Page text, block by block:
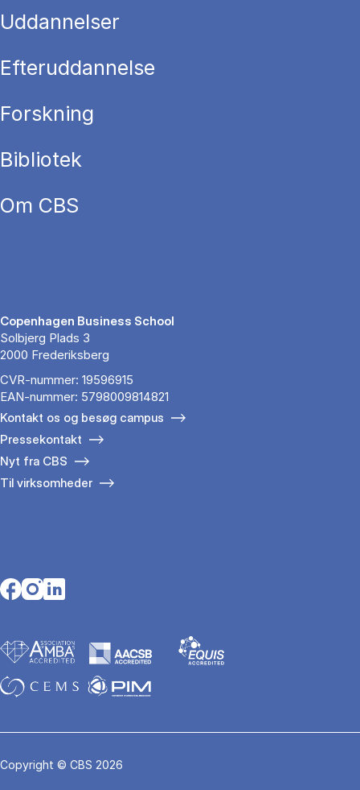
Uddannelser
Efteruddannelse
Forskning
Bibliotek
Om CBS
Copenhagen Business School
Solbjerg Plads 3
2000 Frederiksberg
CVR-nummer: 19596915
EAN-nummer: 5798009814821
Kontakt os og besøg campus
Pressekontakt
Nyt fra CBS
Til virksomheder
Opens in a new tab
Opens in a new tab
Opens in a new tab
Copyright © CBS 2026